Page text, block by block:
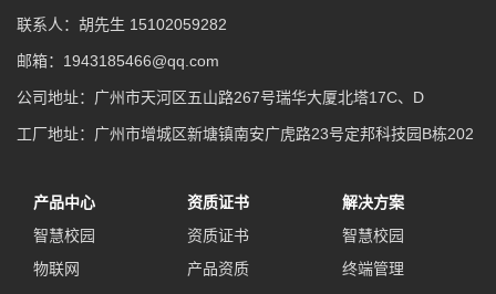
联系人：胡先生 15102059282
邮箱：1943185466@qq.com
公司地址：广州市天河区五山路267号瑞华大厦北塔17C、D
工厂地址：广州市增城区新塘镇南安广虎路23号定邦科技园B栋202
产品中心
智慧校园
物联网
资质证书
资质证书
产品资质
解决方案
智慧校园
终端管理